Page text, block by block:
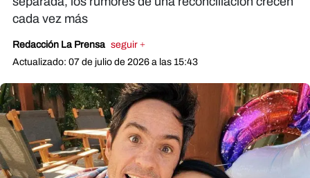
cada vez más
Redacción La Prensa seguir +
Actualizado: 07 de julio de 2026 a las 15:43